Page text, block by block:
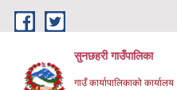
Skip to main content
सुनछहरी गाउँपालिका
गाउँ कार्यापालिकाको कार्यालय